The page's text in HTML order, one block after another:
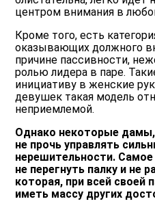
центром внимания в
Кроме того, есть
оказывающих должного
причине пассивности,
ролью лидера в паре.
инициативу в женские
девушек такая модель
неприемлемой.
Однако некоторые
не прочь управлять
нерешительности.
не перегнуть палку и не
которая, при всей своей
иметь массу других